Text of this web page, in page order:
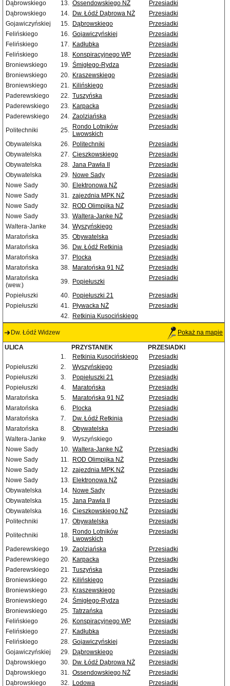
Dąbrowskiego
13. Ossendowskiego NŻ
Przesiadki
Dąbrowskiego
14. Dw. Łódź Dąbrowa NŻ
Przesiadki
Gojawiczyńskiej
15. Dąbrowskiego
Przesiadki
Felińskiego
16. Gojawiczyńskiej
Przesiadki
Felińskiego
17. Kadłubka
Przesiadki
Felińskiego
18. Konspiracyjnego WP
Przesiadki
Broniewskiego
19. Śmigłego-Rydza
Przesiadki
Broniewskiego
20. Kraszewskiego
Przesiadki
Broniewskiego
21. Kilińskiego
Przesiadki
Paderewskiego
22. Tuszyńska
Przesiadki
Paderewskiego
23. Karpacka
Przesiadki
Paderewskiego
24. Zaolziańska
Przesiadki
Politechniki
25. Rondo Lotników
Lwowskich
Przesiadki
Obywatelska 26. Politechniki
Przesiadki
Obywatelska
27. Cieszkowskiego
Przesiadki
Obywatelska
28. Jana Pawła II
Przesiadki
Obywatelska
29. Nowe Sady
Przesiadki
Nowe Sady
30. Elektronowa NŻ
Przesiadki
Nowe Sady
31. zajezdnia MPK NŻ
Przesiadki
Nowe Sady
32. ROD Olimpijka NŻ
Przesiadki
Nowe Sady
33. Waltera-Janke NŻ
Przesiadki
Waltera-Janke
34. Wyszyńskiego
Przesiadki
Maratońska
35. Obywatelska
Przesiadki
Maratońska
36. Dw. Łódź Retkinia
Przesiadki
Maratońska
37. Plocka
Przesiadki
Maratońska
38. Maratońska 91 NŻ
Przesiadki
Maratońska
(wew.)
39. Popiełuszki Przesiadki
Popiełuszki 40. Popiełuszki 21
Przesiadki
Popiełuszki
41. Pływacka NŻ
Przesiadki
42. Retkinia Kusocińskiego
Dw. Łódź Widzew Pokaż na mapie
ULICA PRZYSTANEK
PRZESIADKI
1.
Retkinia Kusocińskiego
Przesiadki
Popiełuszki
2. Wyszyńskiego
Przesiadki
Popiełuszki
3. Popiełuszki 21
Przesiadki
Popiełuszki
4. Maratońska
Przesiadki
Maratońska
5. Maratońska 91 NŻ
Przesiadki
Maratońska
6. Plocka
Przesiadki
Maratońska
7. Dw. Łódź Retkinia
Przesiadki
Maratońska
8. Obywatelska
Przesiadki
Waltera-Janke
9.
Wyszyńskiego
Nowe Sady
10. Waltera-Janke NŻ
Przesiadki
Nowe Sady
11. ROD Olimpijka NŻ
Przesiadki
Nowe Sady
12. zajezdnia MPK NŻ
Przesiadki
Nowe Sady
13. Elektronowa NŻ
Przesiadki
Obywatelska
14. Nowe Sady
Przesiadki
Obywatelska
15. Jana Pawła II
Przesiadki
Obywatelska
16. Cieszkowskiego NŻ
Przesiadki
Politechniki
17. Obywatelska
Przesiadki
Politechniki
18. Rondo Lotników
Lwowskich
Przesiadki
Paderewskiego 19. Zaolziańska
Przesiadki
Paderewskiego
20. Karpacka
Przesiadki
Paderewskiego
21. Tuszyńska
Przesiadki
Broniewskiego
22. Kilińskiego
Przesiadki
Broniewskiego
23. Kraszewskiego
Przesiadki
Broniewskiego
24. Śmigłego-Rydza
Przesiadki
Broniewskiego
25. Tatrzańska
Przesiadki
Felińskiego
26. Konspiracyjnego WP
Przesiadki
Felińskiego
27. Kadłubka
Przesiadki
Felińskiego
28. Gojawiczyńskiej
Przesiadki
Gojawiczyńskiej
29. Dąbrowskiego
Przesiadki
Dąbrowskiego
30. Dw. Łódź Dąbrowa NŻ
Przesiadki
Dąbrowskiego
31. Ossendowskiego NŻ
Przesiadki
Dąbrowskiego
32. Lodowa Przesiadki